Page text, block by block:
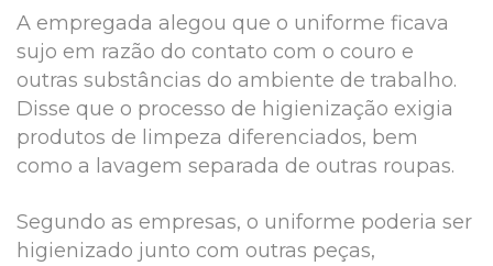
A empregada alegou que o uniforme ficava
sujo em razão do contato com o couro e
outras substâncias do ambiente de trabalho.
Disse que o processo de higienização exigia
produtos de limpeza diferenciados, bem
como a lavagem separada de outras roupas.
Segundo as empresas, o uniforme poderia ser
higienizado junto com outras peças,